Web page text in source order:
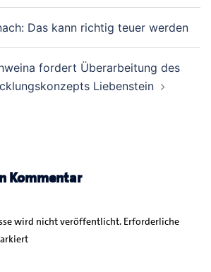
Das kann richtig teuer werden
fordert Überarbeitung des
Liebenstein
Kommentar
wird nicht veröffentlicht. Erforderliche